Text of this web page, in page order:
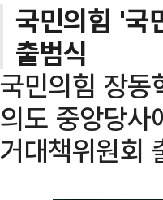
국민의힘 '국
출범식
국민의힘 장
의도 중앙당
거대책위원회